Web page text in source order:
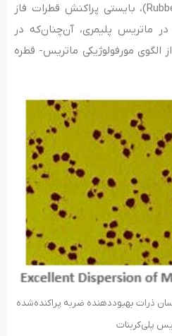
(Rubber Toughening mechanism)، بایستی پراکنش قطرات فاز
ماتریس پلیمری، آن‌چنان‌که در
مورفولوژیکی ماتریس- قطره
ذرات بهبوددهنده ضربه پراکنده‌شده
پلی‌کربنات